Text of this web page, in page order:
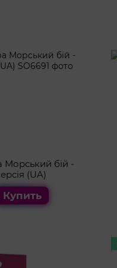
Морський бій -
(UA)
Купить